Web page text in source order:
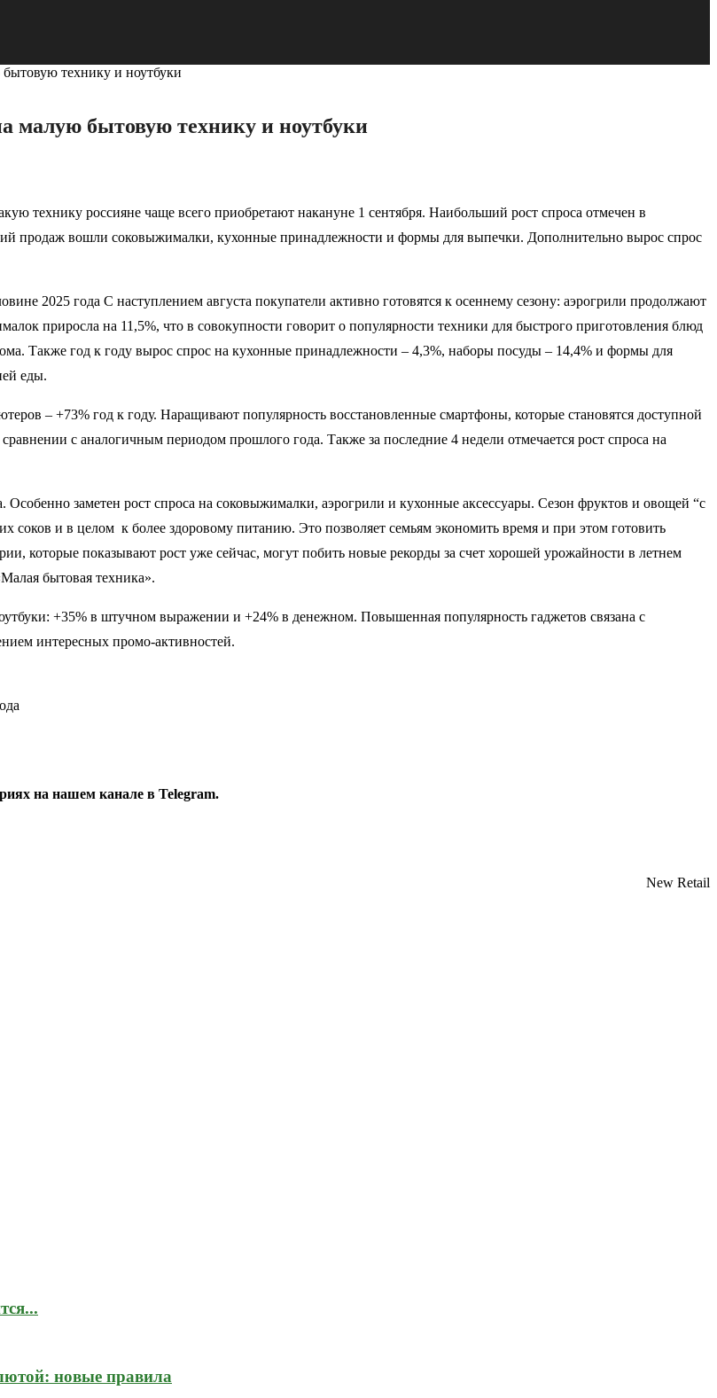
технику и ноутбуки
малую бытовую технику и ноутбуки
технику россияне чаще всего приобретают накануне 1 сентября. Наибольший рост спроса отмечен в
продаж вошли соковыжималки, кухонные принадлежности и формы для выпечки. Дополнительно вырос спрос
2025 года С наступлением августа покупатели активно готовятся к осеннему сезону: аэрогрили продолжают
приросла на 11,5%, что в совокупности говорит о популярности техники для быстрого приготовления блюд
Также год к году вырос спрос на кухонные принадлежности – 4,3%, наборы посуды – 14,4% и формы для
еды.
– +73% год к году. Наращивают популярность восстановленные смартфоны, которые становятся доступной
с аналогичным периодом прошлого года. Также за последние 4 недели отмечается рост спроса на
заметен рост спроса на соковыжималки, аэрогрили и кухонные аксессуары. Сезон фруктов и овощей “с
соков и в целом к более здоровому питанию. Это позволяет семьям экономить время и при этом готовить
которые показывают рост уже сейчас, могут побить новые рекорды за счет хорошей урожайности в летнем
бытовая техника».
+35% в штучном выражении и +24% в денежном. Повышенная популярность гаджетов связана с
интересных промо-активностей.
на нашем канале в Telegram.
New Retail
новые правила